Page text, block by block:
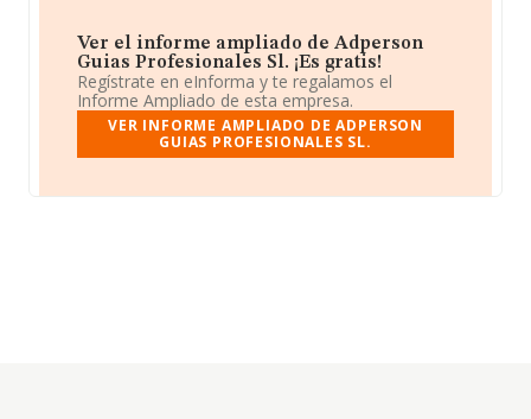
Ver el informe ampliado de Adperson
Guias Profesionales Sl. ¡Es gratis!
Regístrate en eInforma y te regalamos el
Informe Ampliado de esta empresa.
VER INFORME AMPLIADO DE ADPERSON
GUIAS PROFESIONALES SL.